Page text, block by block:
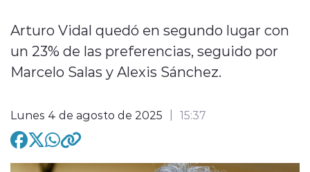
modo claro
Arturo Vidal quedó en segundo lugar con
un 23% de las preferencias, seguido por
Marcelo Salas y Alexis Sánchez.
Lunes 4 de agosto de 2025 15:37